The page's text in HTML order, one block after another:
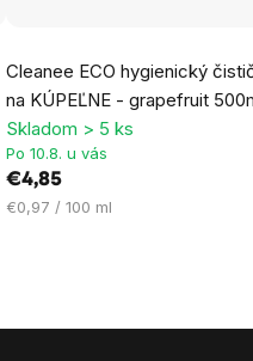
Cleanee ECO hygienický
na KÚPEĽNE - grapefruit
Skladom > 5 ks
Po 10.8. u vás
€4,85
Jednotková
€0,97 / 100 ml